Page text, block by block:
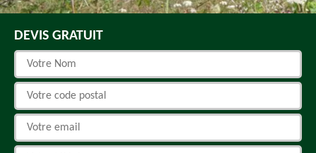
DEVIS GRATUIT